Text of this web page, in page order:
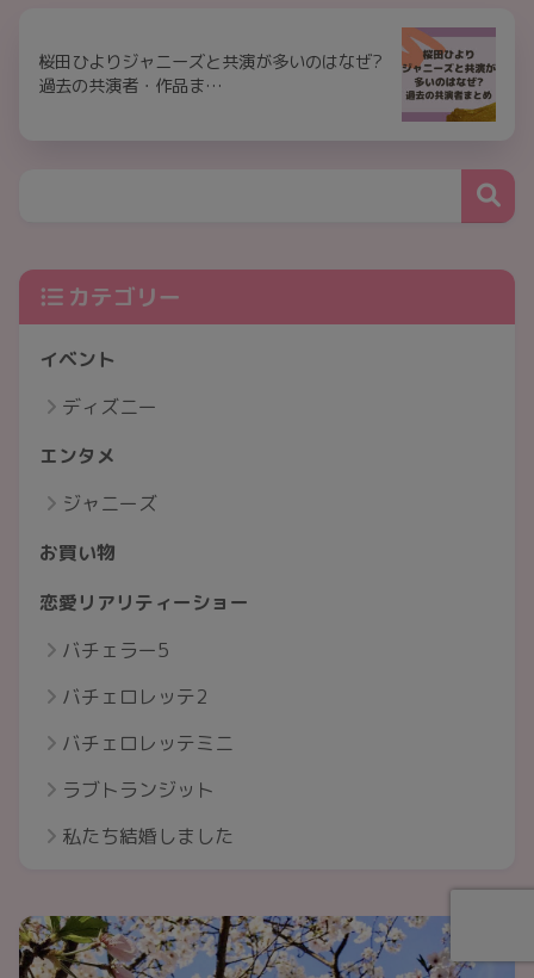
桜田ひよりジャニーズと共演が多いのはなぜ?
過去の共演者・作品ま…
カテゴリー
イベント
ディズニー
エンタメ
ジャニーズ
お買い物
恋愛リアリティーショー
バチェラー5
バチェロレッテ2
バチェロレッテミニ
ラブトランジット
私たち結婚しました